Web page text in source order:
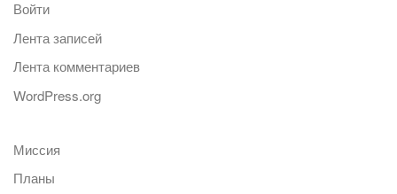
Войти
Лента записей
Лента комментариев
WordPress.org
Миссия
Планы